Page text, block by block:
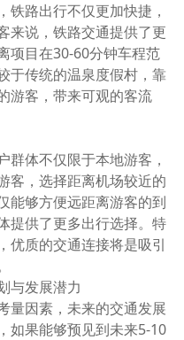
铁路出行不仅更加快捷，
来说，铁路交通提供了更
项目在30-60分钟车程范
于传统的温泉度假村，靠
游客，带来可观的客流
群体不仅限于本地游客，
客，选择距离机场较近的
能够方便远距离游客的到
提供了更多出行选择。特
优质的交通连接将是吸引
与发展潜力
量因素，未来的交通发展
如果能够预见到未来5-10